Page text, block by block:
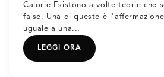
Calorie Esistono a volte teorie che
false. Una di queste è
uguale a una...
LEGGI ORA